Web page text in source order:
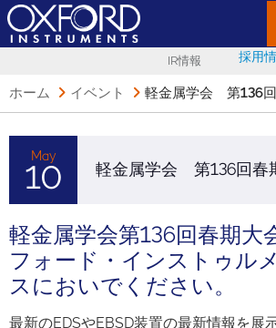
IR情報 採用
ホーム イベント 軽金属学会 第136
May
10 軽金属学会 第136回春
軽金属学会第136回春期大
フォード・インストゥル
スにおいでください。
最新のEDSやEBSD装置の最新情報を展